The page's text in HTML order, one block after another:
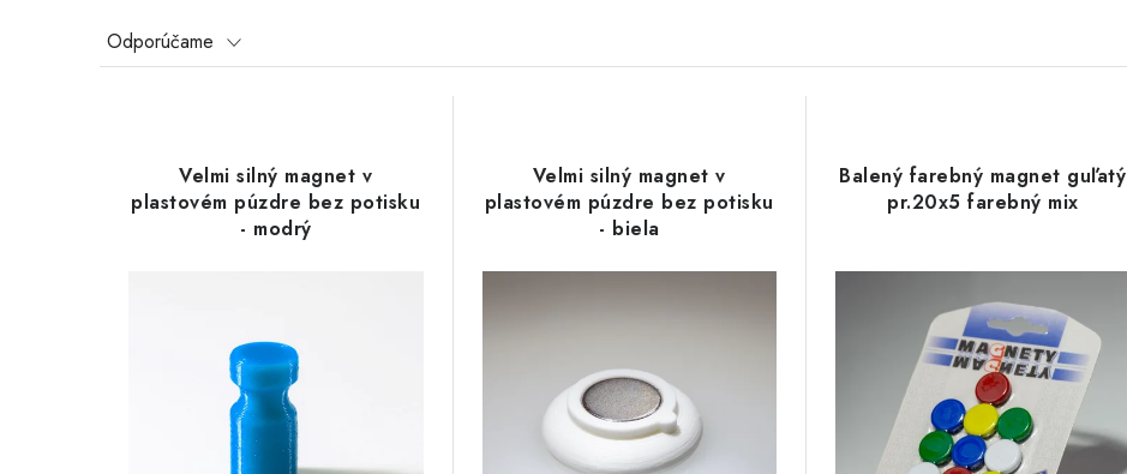
R
Odporúčame
Velmi silný magnet v
plastovém púzdre bez potisku
- modrý
Velmi silný magnet v
plastovém púzdre bez potisku
- biela
Balený farebný magnet guľatý
pr.20x5 farebný mix